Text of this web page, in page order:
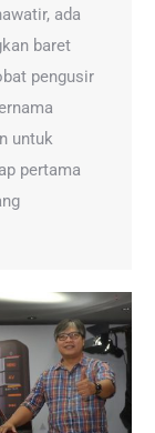
ada
baret
pengusir
untuk
pertama